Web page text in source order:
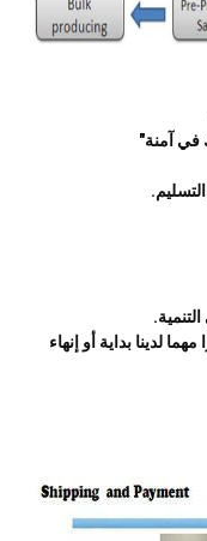
في آمنة"
لدينا بداية أو إنهاء